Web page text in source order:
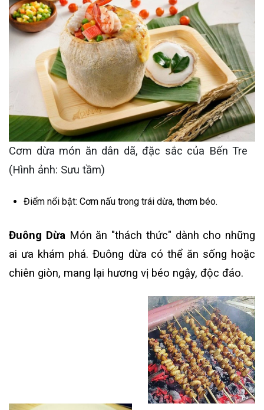
Cơm dừa món ăn dân dã, đặc sắc của Bến Tre
(Hình ảnh: Sưu tầm)
Điểm nổi bật: Cơm nấu trong trái dừa, thơm béo.
Đuông DừaMón ăn "thách thức" dành cho những
ai ưa khám phá. Đuông dừa có thể ăn sống hoặc
chiên giòn, mang lại hương vị béo ngậy, độc đáo.